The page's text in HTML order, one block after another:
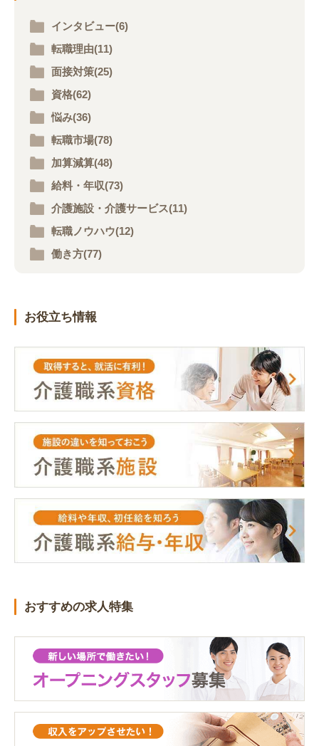
インタビュー(6)
転職理由(11)
面接対策(25)
資格(62)
悩み(36)
転職市場(78)
加算減算(48)
給料・年収(73)
介護施設・介護サービス(11)
転職ノウハウ(12)
働き方(77)
お役立ち情報
おすすめの求人特集